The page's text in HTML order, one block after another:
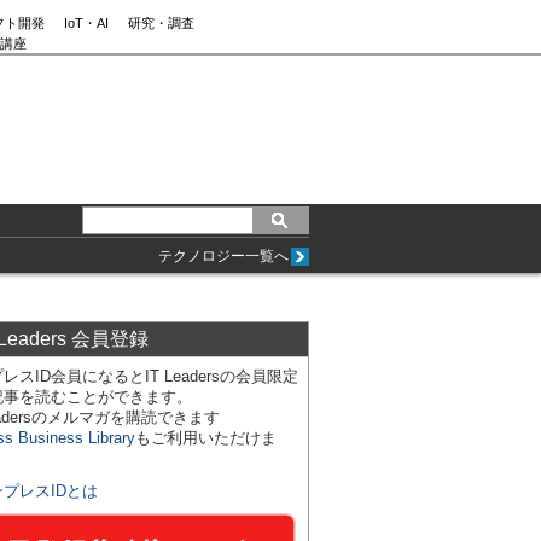
ト開発 IoT・AI
研究・調査
座
テクノロジー一覧へ
会員登録
スID会員になるとIT Leadersの会員限定
を読むことができます。
のメルマガを購読できます
Business Libraryもご利用いただけま
プレスIDとは